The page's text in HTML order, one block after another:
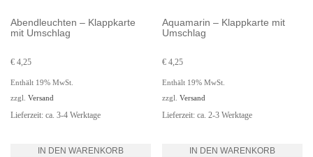
Abendleuchten – Klappkarte
mit Umschlag
€ 4,25
Enthält 19% MwSt.
zzgl. Versand
Lieferzeit: ca. 3-4 Werktage
IN DEN WARENKORB
Aquamarin – Klappkarte mit
Umschlag
€ 4,25
Enthält 19% MwSt.
zzgl.Versand
Lieferzeit: ca. 2-3 Werktage
IN DEN WARENKORB